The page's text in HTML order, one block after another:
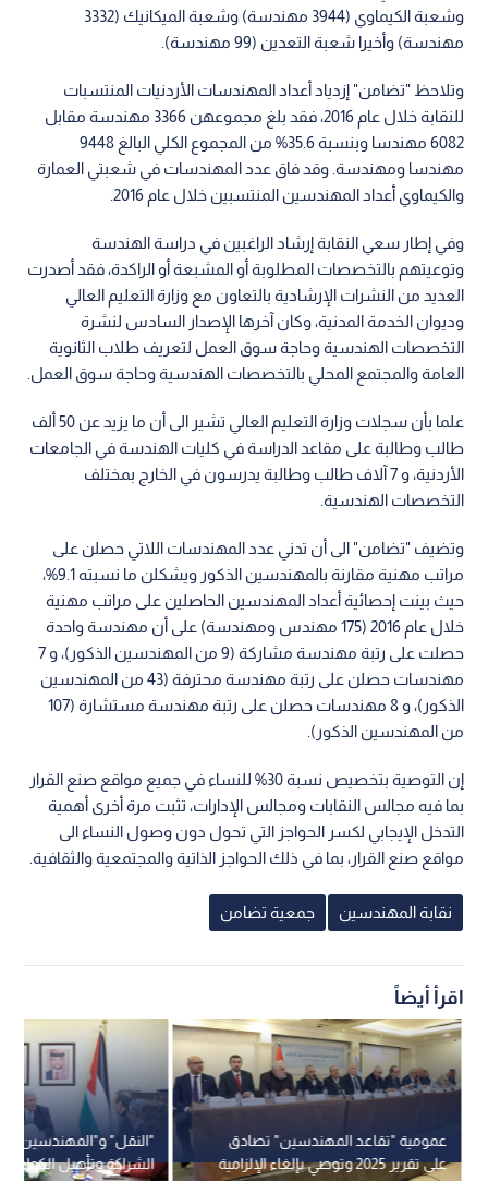
وشعبة الكيماوي (3944 مهندسة) وشعبة الميكانيك (3332
مهندسة) وأخيرا شعبة التعدين (99 مهندسة).
وتلاحظ "تضامن" إزدياد أعداد المهندسات الأردنيات المنتسبات
للنقابة خلال عام 2016، فقد بلغ مجموعهن 3366 مهندسة مقابل
6082 مهندسا وبنسبة 35.6% من المجموع الكلي البالغ 9448
مهندسا ومهندسة. وقد فاق عدد المهندسات في شعبتي العمارة
والكيماوي أعداد المهندسين المنتسبين خلال عام 2016.
وفي إطار سعي النقابة إرشاد الراغبين في دراسة الهندسة
وتوعيتهم بالتخصصات المطلوبة أو المشبعة أو الراكدة، فقد أصدرت
العديد من النشرات الإرشادية بالتعاون مع وزارة التعليم العالي
وديوان الخدمة المدنية، وكان آخرها الإصدار السادس لنشرة
التخصصات الهندسية وحاجة سوق العمل لتعريف طلاب الثانوية
العامة والمجتمع المحلي بالتخصصات الهندسية وحاجة سوق العمل.
علما بأن سجلات وزارة التعليم العالي تشير الى أن ما يزيد عن 50 ألف
طالب وطالبة على مقاعد الدراسة في كليات الهندسة في الجامعات
الأردنية، و 7 آلاف طالب وطالبة يدرسون في الخارج بمختلف
التخصصات الهندسية.
وتضيف "تضامن" الى أن تدني عدد المهندسات اللاتي حصلن على
مراتب مهنية مقارنة بالمهندسين الذكور ويشكلن ما نسبته 9.1%،
حيث بينت إحصائية أعداد المهندسين الحاصلين على مراتب مهنية
خلال عام 2016 (175 مهندس ومهندسة) على أن مهندسة واحدة
حصلت على رتبة مهندسة مشاركة (9 من المهندسين الذكور)، و 7
مهندسات حصلن على رتبة مهندسة محترفة (43 من المهندسين
الذكور)، و 8 مهندسات حصلن على رتبة مهندسة مستشارة (107
من المهندسين الذكور).
إن التوصية بتخصيص نسبة 30% للنساء في جميع مواقع صنع القرار
بما فيه مجالس النقابات ومجالس الإدارات، تثبت مرة أخرى أهمية
التدخل الإيجابي لكسر الحواجز التي تحول دون وصول النساء الى
مواقع صنع القرار، بما في ذلك الحواجز الذاتية والمجتمعية والثقافية.
نقابة المهندسين جمعية تضامن
اقرأ أيضاً
"النقل" و"المهندسين"
الشراكة وتأهيل
عمومية "تقاعد المهندسين" تصادق
على تقرير 2025 وتوصي بإلغاء الإلزامية